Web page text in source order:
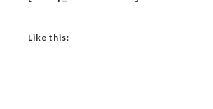
Like this: